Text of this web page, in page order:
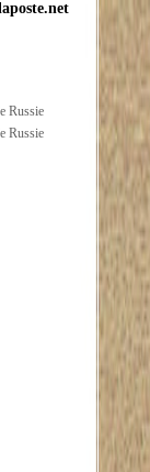
Russie
Russie